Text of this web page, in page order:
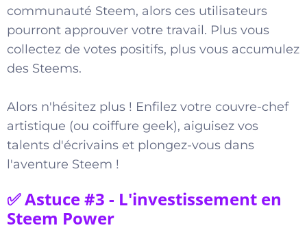
communauté Steem, alors ces utilisateurs
pourront approuver votre travail. Plus vous
collectez de votes positifs, plus vous accumulez
des Steems.
Alors n'hésitez plus ! Enfilez votre couvre-chef
artistique (ou coiffure geek), aiguisez vos
talents d'écrivains et plongez-vous dans
l'aventure Steem !
✅ Astuce #3 - L'investissement en
Steem Power